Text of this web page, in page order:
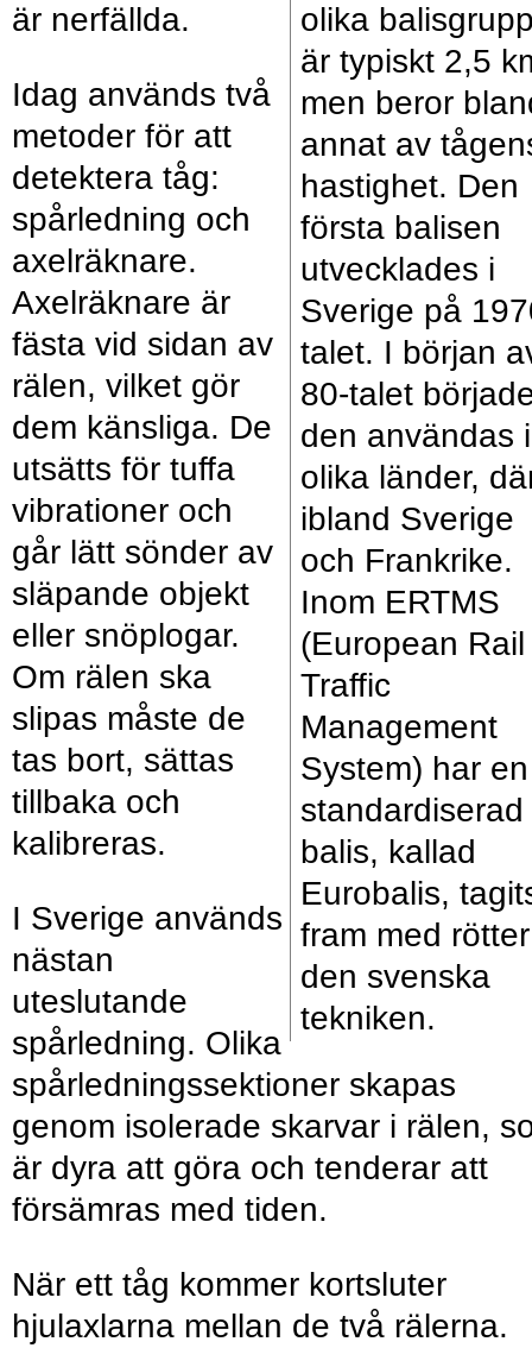
olika
är typiskt 2,5
men beror
annat av
hastighet. Den
första balisen
utvecklades i
Sverige på
talet. I början
80-talet
den användas i
olika länder,
ibland Sverige
och Frankrike.
Inom ERTMS
(European Rail
Traffic
Management
System) har en
standardiserad
balis, kallad
Euro­balis,
fram med
den svenska
tekniken.
är nerfällda.
Idag används två
metoder för att
detektera tåg:
spårledning och
axelräknare.
Axelräknare är
fästa vid sidan av
rälen, vilket gör
dem känsliga. De
utsätts för tuffa
vibrationer och
går lätt sönder av
släpande objekt
eller snöplogar.
Om rälen ska
slipas måste de
tas bort, sättas
tillbaka och
kalibreras.
I Sverige används
nästan
uteslutande
spårledning. Olika
spårledningssektioner skapas
genom isolerade skarvar i rälen,
är dyra att göra och tenderar att
försämras med tiden.
När ett tåg kommer kortsluter
hjulaxlarna mellan de två rälerna.